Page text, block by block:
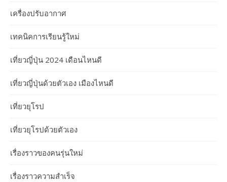
เครื่องปรับอากาศ
เทคนิคการเรียนรู้ใหม่
เที่ยวญี่ปุ่น 2024 เดือนไหนดี
เที่ยวญี่ปุ่นด้วยตัวเอง เมืองไหนดี
เที่ยวยุโรป
เที่ยวยุโรปด้วยตัวเอง
เรื่องราวของคนรุ่นใหม่
เรื่องราวความสำเร็จ